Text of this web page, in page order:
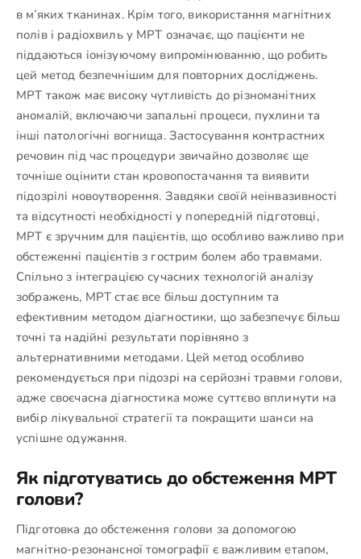
в м’яких тканинах. Крім того, використання магнітних
полів і радіохвиль у МРТ означає, що пацієнти не
піддаються іонізуючому випромінюванню, що робить
цей метод безпечнішим для повторних досліджень.
МРТ також має високу чутливість до різноманітних
аномалій, включаючи запальні процеси, пухлини та
інші патологічні вогнища. Застосування контрастних
речовин під час процедури звичайно дозволяє ще
точніше оцінити стан кровопостачання та виявити
підозрілі новоутворення. Завдяки своїй неінвазивності
та відсутності необхідності у попередній підготовці,
МРТ є зручним для пацієнтів, що особливо важливо при
обстеженні пацієнтів з гострим болем або травмами.
Спільно з інтеграцією сучасних технологій аналізу
зображень, МРТ стає все більш доступним та
ефективним методом діагностики, що забезпечує більш
точні та надійні результати порівняно з
альтернативними методами. Цей метод особливо
рекомендується при підозрі на серйозні травми голови,
адже своєчасна діагностика може суттєво вплинути на
вибір лікувальної стратегії та покращити шанси на
успішне одужання.
Як підготуватись до обстеження МРТ
голови?
Підготовка до обстеження голови за допомогою
магнітно-резонансної томографії є важливим етапом,